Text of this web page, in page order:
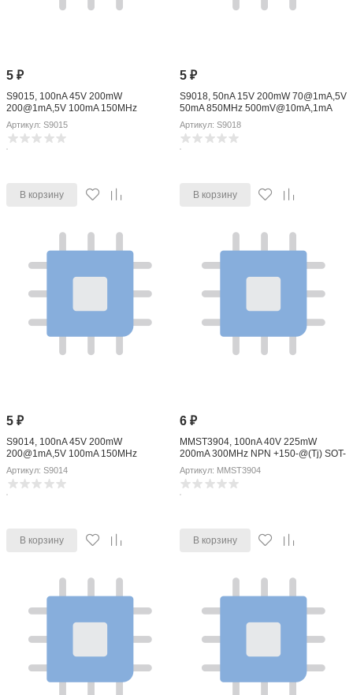
5₽
S9015, 100nA 45V 200mW
200@1mA,5V 100mA 150MHz
300mV@100mA,5mA +150-@(Tj) SOT-
23 Bipolar Transistors - BJT ROHS
Артикул: S9015
В корзину
5 ₽
S9018, 50nA 15V 200mW 70@1mA,5V
50mA 850MHz 500mV@10mA,1mA
+150-@(Tj) SOT-23 Bipolar Transistors
- BJT ROHS
Артикул: S9018
В корзину
5₽
S9014, 100nA 45V 200mW
200@1mA,5V 100mA 150MHz
300mV@100mA,5mA +150-@(Tj) SOT-
23 Bipolar Transistors - BJT ROHS
Артикул: S9014
В корзину
6 ₽
MMST3904, 100nA 40V 225mW
200mA 300MHz NPN +150-@(Tj) SOT-
323-3 Bipolar Transistors - BJT ROHS
Артикул: MMST3904
В корзину